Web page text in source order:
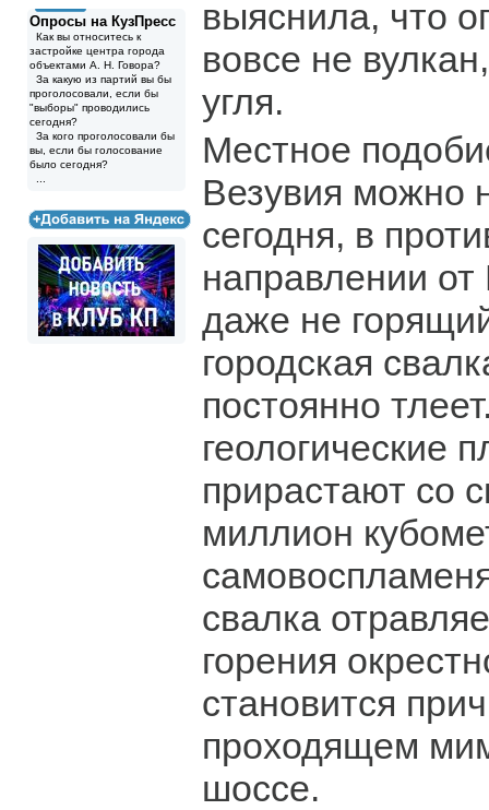
Опросы на КузПресс
Как вы относитесь к
застройке центра города
объектами А. Н. Говора?
За какую из партий вы бы
проголосовали, если бы
"выборы" проводились
сегодня?
За кого проголосовали бы
вы, если бы голосование
было сегодня?
выяснила, что
вовсе не
угля.
Местное
Везувия можно
сегодня, в
направлении
даже не
городская
постоянно
геологические
прирастают со
миллион
свалка
горения
становится
проходящем
шоссе.